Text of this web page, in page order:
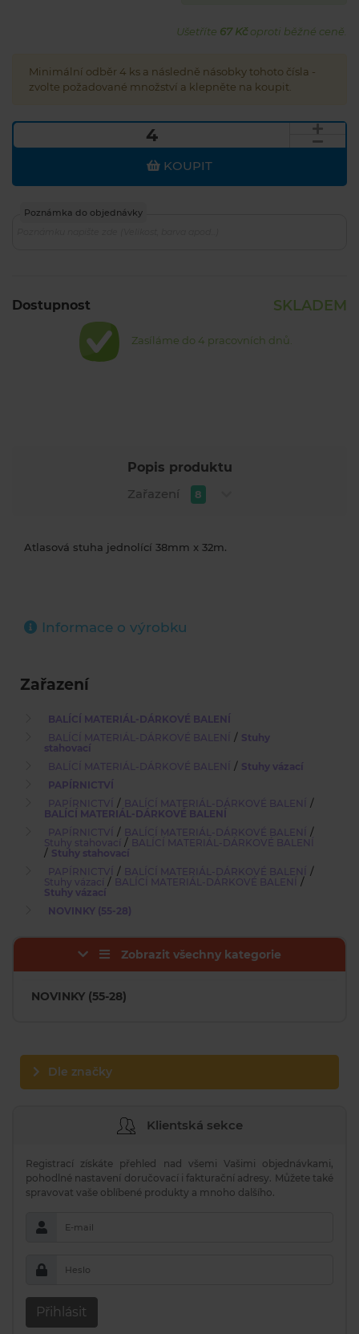
Ušetříte 67 Kčoproti běžné ceně.
Minimální odběr 4 ks a následně násobky tohoto čísla -
zvolte požadované množství a klepněte na koupit.
KOUPIT
Poznámka do objednávky
Dostupnost SKLADEM
Zasíláme do 4 pracovních dnů.
Popis produktu
Zařazení
8
Atlasová stuha jednolící 38mm x 32m.
Informace o výrobku
Zařazení
BALÍCÍ MATERIÁL-DÁRKOVÉ BALENÍ
BALÍCÍ MATERIÁL-DÁRKOVÉ BALENÍ
/ Stuhy
stahovací
BALÍCÍ MATERIÁL-DÁRKOVÉ BALENÍ
/ Stuhy vázací
PAPÍRNICTVÍ
PAPÍRNICTVÍ / BALÍCÍ MATERIÁL-DÁRKOVÉ BALENÍ /
BALÍCÍ MATERIÁL-DÁRKOVÉ BALENÍ
PAPÍRNICTVÍ / BALÍCÍ MATERIÁL-DÁRKOVÉ BALENÍ /
Stuhy stahovací / BALÍCÍ MATERIÁL-DÁRKOVÉ BALENÍ
/ Stuhy stahovací
PAPÍRNICTVÍ / BALÍCÍ MATERIÁL-DÁRKOVÉ BALENÍ /
Stuhy vázací / BALÍCÍ MATERIÁL-DÁRKOVÉ BALENÍ /
Stuhy vázací
NOVINKY (55-28)
Zobrazit všechny kategorie
NOVINKY (55-28)
Dle značky
Klientská sekce
Registrací získáte přehled nad všemi Vašimi objednávkami,
pohodlné nastavení doručovací i fakturační adresy. Můžete také
spravovat vaše oblíbené produkty a mnoho dalšího.
E-mail
Heslo
Přihlásit